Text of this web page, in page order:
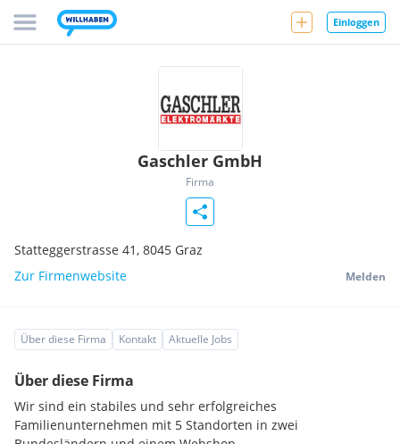
Einloggen
Gaschler GmbH
Firma
Statteggerstrasse 41, 8045 Graz
Zur Firmenwebsite
Melden
Über diese Firma Kontakt Aktuelle Jobs
Über diese Firma
Wir sind ein stabiles und sehr erfolgreiches
Familienunternehmen mit 5 Standorten in zwei